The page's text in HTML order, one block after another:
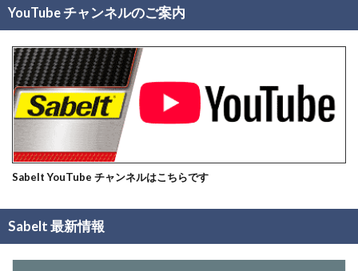
YouTube チャンネルのご案内
Sabelt YouTube チャンネルはこちらです
Sabelt 最新情報